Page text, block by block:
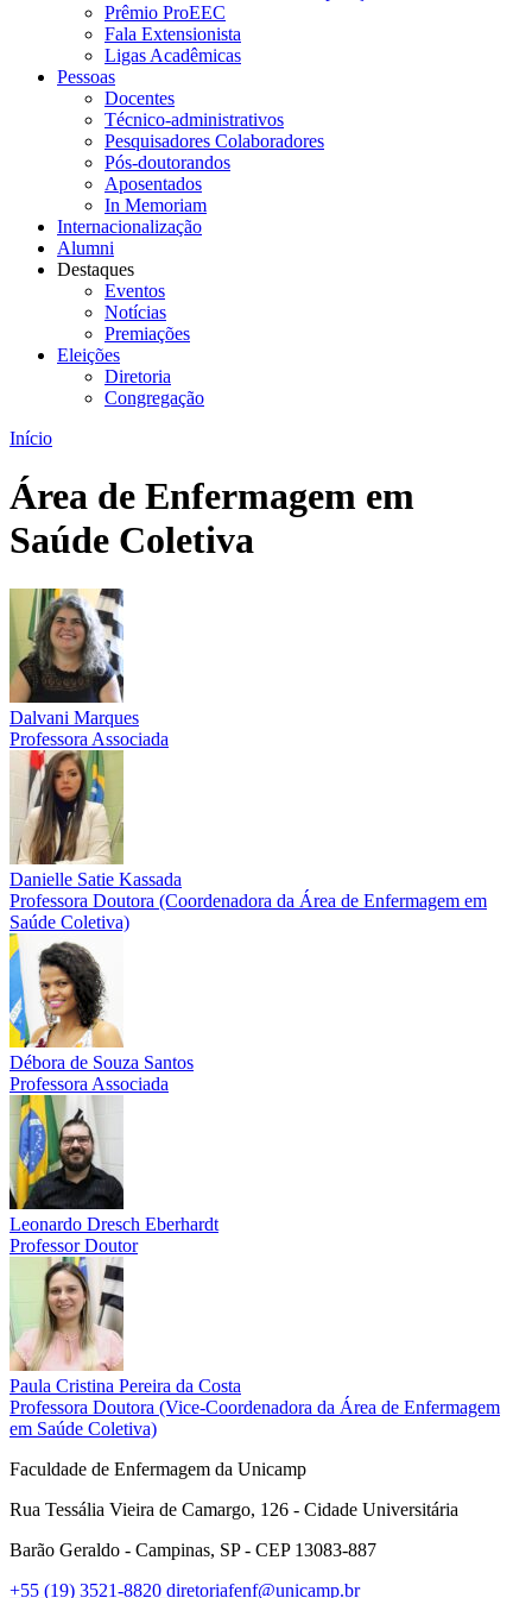
Prêmio ProEEC
Fala Extensionista
Ligas Acadêmicas
Pessoas
Docentes
Técnico-administrativos
Pesquisadores Colaboradores
Pós-doutorandos
Aposentados
In Memoriam
Internacionalização
Alumni
Destaques
Eventos
Notícias
Premiações
Eleições
Diretoria
Congregação
Início
Área de Enfermagem em
Saúde Coletiva
Dalvani Marques
Professora Associada
Danielle Satie Kassada
Professora Doutora (Coordenadora da Área de Enfermagem em
Saúde Coletiva)
Débora de Souza Santos
Professora Associada
Leonardo Dresch Eberhardt
Professor Doutor
Paula Cristina Pereira da Costa
Professora Doutora (Vice-Coordenadora da Área de Enfermagem
em Saúde Coletiva)
Faculdade de Enfermagem da Unicamp
Rua Tessália Vieira de Camargo, 126 - Cidade Universitária
Barão Geraldo - Campinas, SP - CEP 13083-887
+55 (19) 3521-8820 diretoriafenf@unicamp.br